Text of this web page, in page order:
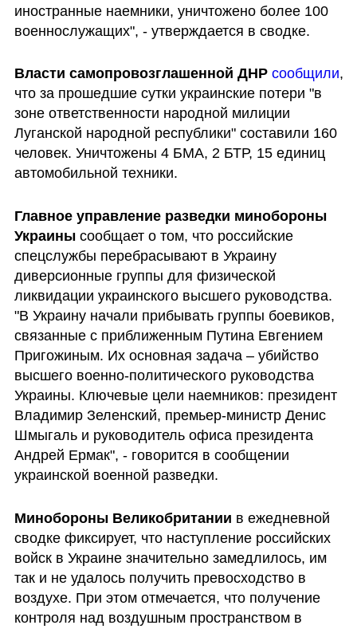
иностранные наемники, уничтожено более 100
военнослужащих", - утверждается в сводке.
Власти самопровозглашенной ДНР сообщили,
что за прошедшие сутки украинские потери "в
зоне ответственности народной милиции
Луганской народной республики" составили 160
человек. Уничтожены 4 БМА, 2 БТР, 15 единиц
автомобильной техники.
Главное управление разведки минобороны
Украины сообщает о том, что российские
спецслужбы перебрасывают в Украину
диверсионные группы для физической
ликвидации украинского высшего руководства.
"В Украину начали прибывать группы боевиков,
связанные с приближенным Путина Евгением
Пригожиным. Их основная задача – убийство
высшего военно-политического руководства
Украины. Ключевые цели наемников: президент
Владимир Зеленский, премьер-министр Денис
Шмыгаль и руководитель офиса президента
Андрей Ермак", - говорится в сообщении
украинской военной разведки.
Минобороны Великобритании в ежедневной
сводке фиксирует, что наступление российских
войск в Украине значительно замедлилось, им
так и не удалось получить превосходство в
воздухе. При этом отмечается, что получение
контроля над воздушным пространством в